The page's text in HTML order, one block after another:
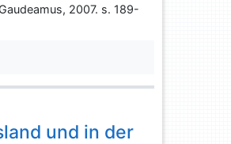
2007. s. 189-
und in der